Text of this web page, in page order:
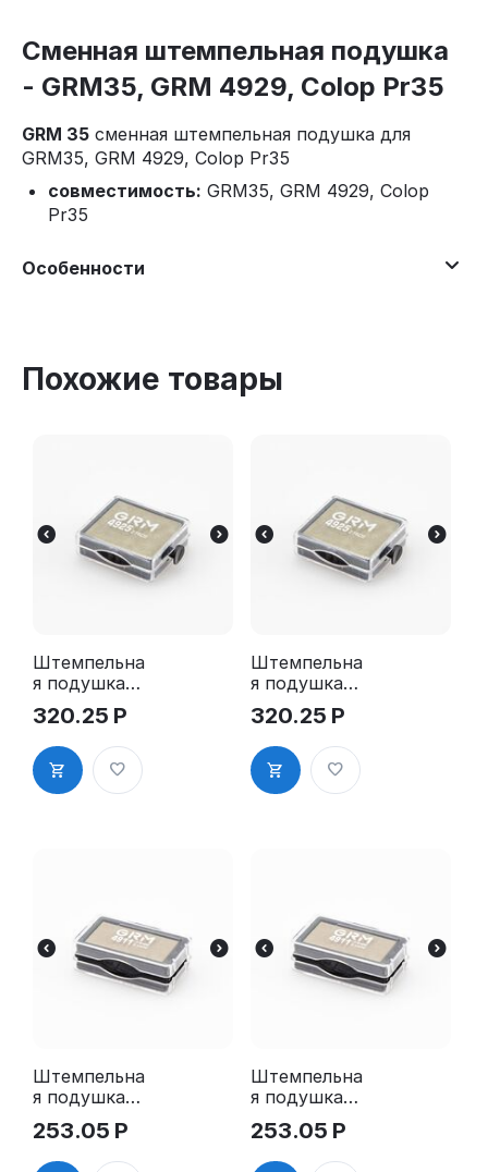
Сменная штемпельная подушка
- GRM35, GRM 4929, Colop Pr35
GRM 35 сменная штемпельная подушка для
GRM35, GRM 4929, Colop Pr35
совместимость: GRM35, GRM 4929, Colop
Pr35
Особенности
Похожие товары
Штемпельна
я подушка
для GRM
4925 2Pads
320.25 Р
Штемпельна
я подушка
для GRM
4925 2Pads,
синяя
320.25 Р
Штемпельна
я подушка
для GRM
4911 2Pads
253.05 Р
Штемпельна
я подушка
для GRM
4911 2Pads,
синяя
253.05 Р